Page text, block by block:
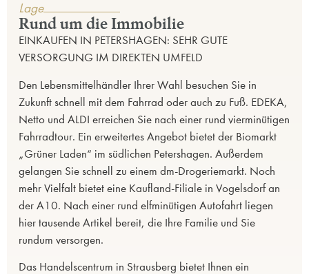
Lage
Rund um die Immobilie
EINKAUFEN IN PETERSHAGEN: SEHR GUTE
VERSORGUNG IM DIREKTEN UMFELD
Den Lebensmittelhändler Ihrer Wahl besuchen Sie in
Zukunft schnell mit dem Fahrrad oder auch zu Fuß. EDEKA,
Netto und ALDI erreichen Sie nach einer rund vierminütigen
Fahrradtour. Ein erweitertes Angebot bietet der Biomarkt
„Grüner Laden“ im südlichen Petershagen. Außerdem
gelangen Sie schnell zu einem dm-Drogeriemarkt. Noch
mehr Vielfalt bietet eine Kaufland-Filiale in Vogelsdorf an
der A10. Nach einer rund elfminütigen Autofahrt liegen
hier tausende Artikel bereit, die Ihre Familie und Sie
rundum versorgen.
Das Handelscentrum in Strausberg bietet Ihnen ein